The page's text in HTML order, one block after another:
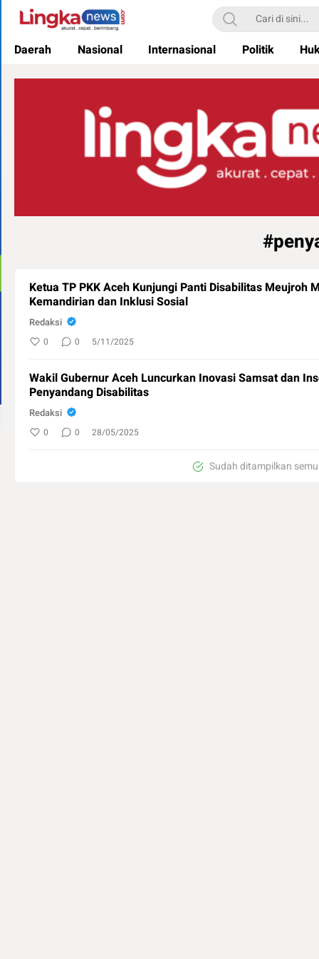
Lingkanews
Akurat. Cepat & Berimbang
Daerah Nasional Internasional Politik
Ketua TP PKK Aceh Kunjungi Panti Disabilitas Meujroh
Kemandirian dan Inklusi Sosial
Redaksi
0 0 5/11/2025
Wakil Gubernur Aceh Luncurkan Inovasi Samsat dan
Penyandang Disabilitas
Redaksi
0 0 28/05/2025
Sudah ditampilkan